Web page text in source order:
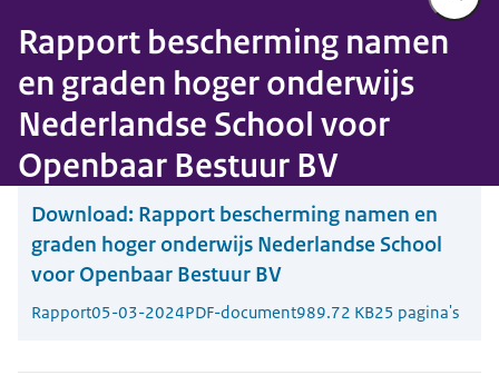
Rapport bescherming namen
en graden hoger onderwijs
Nederlandse School voor
Openbaar Bestuur BV
Download: Rapport bescherming namen en
graden hoger onderwijs Nederlandse School
voor Openbaar Bestuur BV
Rapport05-03-2024PDF-document989.72 KB25 pagina's